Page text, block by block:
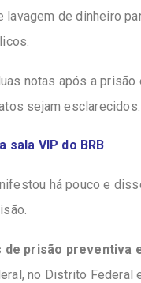
de dinheiro
notas após a prisão
sejam
VIP do BRB
há pouco e
de prisão preventiva
no Distrito Federal